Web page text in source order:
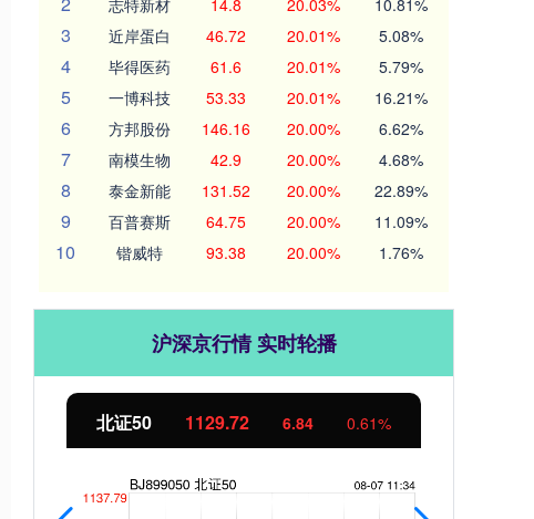
志特新材 14.8 20.03% 10.81%
3 近岸蛋白 46.72 20.01% 5.08%
4 毕得医药 61.6 20.01% 5.79%
5 一博科技 53.33 20.01% 16.21%
6 方邦股份 146.16 20.00% 6.62%
7 南模生物 42.9 20.00% 4.68%
8 泰金新能 131.52 20.00% 22.89%
9 百普赛斯 64.75 20.00% 11.09%
10 锴威特 93.38 20.00% 1.76%
沪深京行情 实时轮播
北证50 1129.72 6.84 0.61%